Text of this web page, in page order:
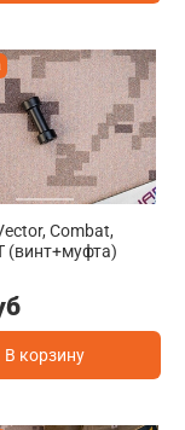
Combat,
В корзину